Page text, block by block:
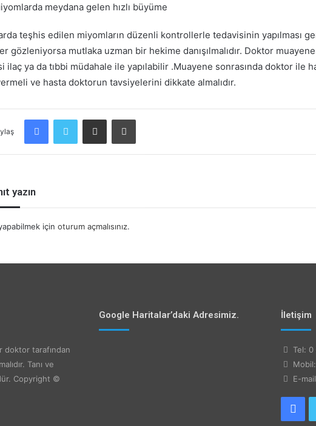
meydana gelen hızlı büyüme
teşhis edilen miyomların düzenli kontrollerle tedavisinin yapılması
gözleniyorsa mutlaka uzman bir hekime danışılmalıdır. Doktor
ilaç ya da tıbbi müdahale ile yapılabilir .Muayene sonrasında doktor ile
ve hasta doktorun tavsiyelerini dikkate almalıdır.
FacebookTwitter E-mail ile paylaş Yazdır
yazın
için oturum açmalısınız.
doktor tarafından
Tanı ve
Copyright ©
Google Haritalar’daki Adresimiz. İletişim
Tel:
E-